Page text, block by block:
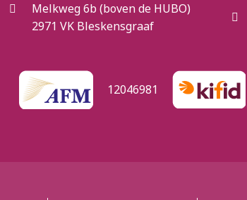
Melkweg 6b (boven de HUBO)
2971 VK Bleskensgraaf
12046981